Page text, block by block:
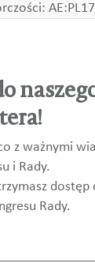
z ważnymi
i Rady.
dostęp
Rady.